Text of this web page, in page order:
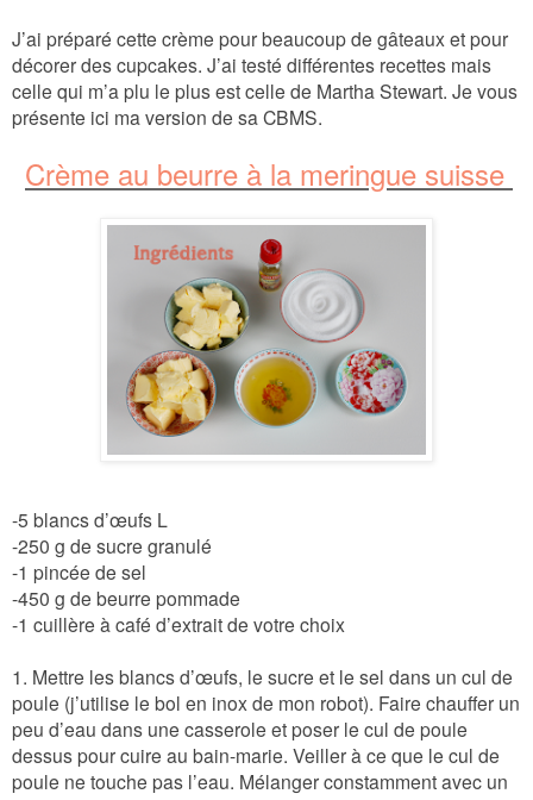
J’ai préparé cette crème pour beaucoup de gâteaux et pour
décorer des cupcakes. J’ai testé différentes recettes mais
celle qui m’a plu le plus est celle de Martha Stewart. Je vous
présente ici ma version de sa CBMS.
Crème au beurre à la meringue suisse
-5 blancs d’œufs L
-250 g de sucre granulé
-1 pincée de sel
-450 g de beurre pommade
-1 cuillère à café d’extrait de votre choix
1. Mettre les blancs d’œufs, le sucre et le sel dans un cul de
poule (j’utilise le bol en inox de mon robot). Faire chauffer un
peu d’eau dans une casserole et poser le cul de poule
dessus pour cuire au bain-marie. Veiller à ce que le cul de
poule ne touche pas l’eau. Mélanger constamment avec un